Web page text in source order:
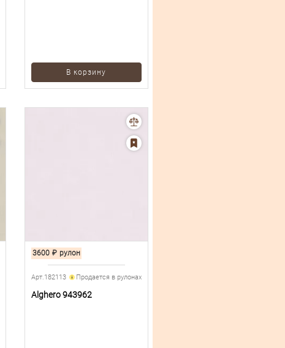
В корзину
3600 ₽ рулон
Арт.182113 Продается в рулонах
Alghero 943962